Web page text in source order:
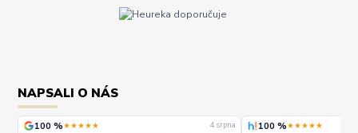
NAPSALI O NÁS
100 %★★★★★ 4. srpna 100 %★★★★★